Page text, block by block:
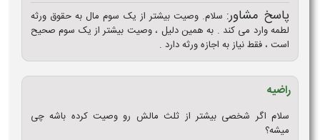
پاسخ مشاور: سلام. وصیت بیشتر از یک سوم مال به حقوق ورثه
لطمه وارد می کند . به همین دلیل ، وصیت بیشتر از یک سوم صحیح
است ، فقط نیاز به اجازه ورثه دارد .
راضیه
سلام اگر شخصی بیشتر از ثلث مالش رو وصیت کرده باشه چی
میشه؟